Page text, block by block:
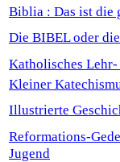
Biblia : Das ist die
Die BIBEL oder
Katholisches
Kleiner
Illustrierte
Reformations-
Jugend